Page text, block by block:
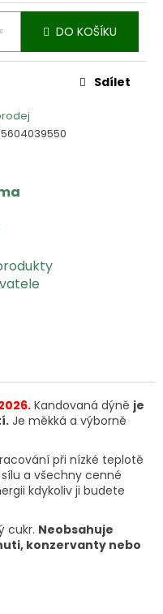
DO KOŠÍKU
Sdílet
Kandovaná dýně je
Je měkká a výborně
při nízké teplotě
a všechny cenné
kdykoliv ji budete
cukr. Neobsahuje
konzervanty nebo